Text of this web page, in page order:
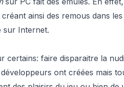
ainsi des remous dans les
sur Internet.
faire disparaitre la
ont créées mais